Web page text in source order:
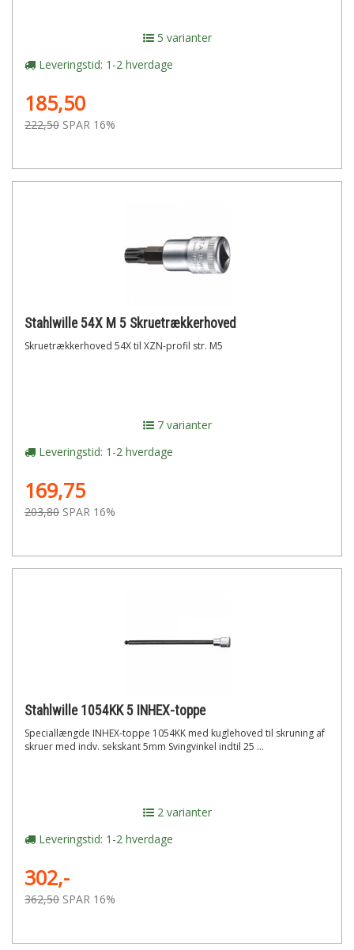
5 varianter
Leveringstid: 1-2 hverdage
185,50
222,50 SPAR 16%
Stahlwille 54X M 5 Skruetrækkerhoved
Skruetrækkerhoved 54X til XZN-profil str. M5
7 varianter
Leveringstid: 1-2 hverdage
169,75
203,80 SPAR 16%
Stahlwille 1054KK 5 INHEX-toppe
Speciallængde INHEX-toppe 1054KK med kuglehoved til skruning af
skruer med indv. sekskant 5mm Svingvinkel indtil 25 ...
2 varianter
Leveringstid: 1-2 hverdage
302,-
362,50 SPAR 16%